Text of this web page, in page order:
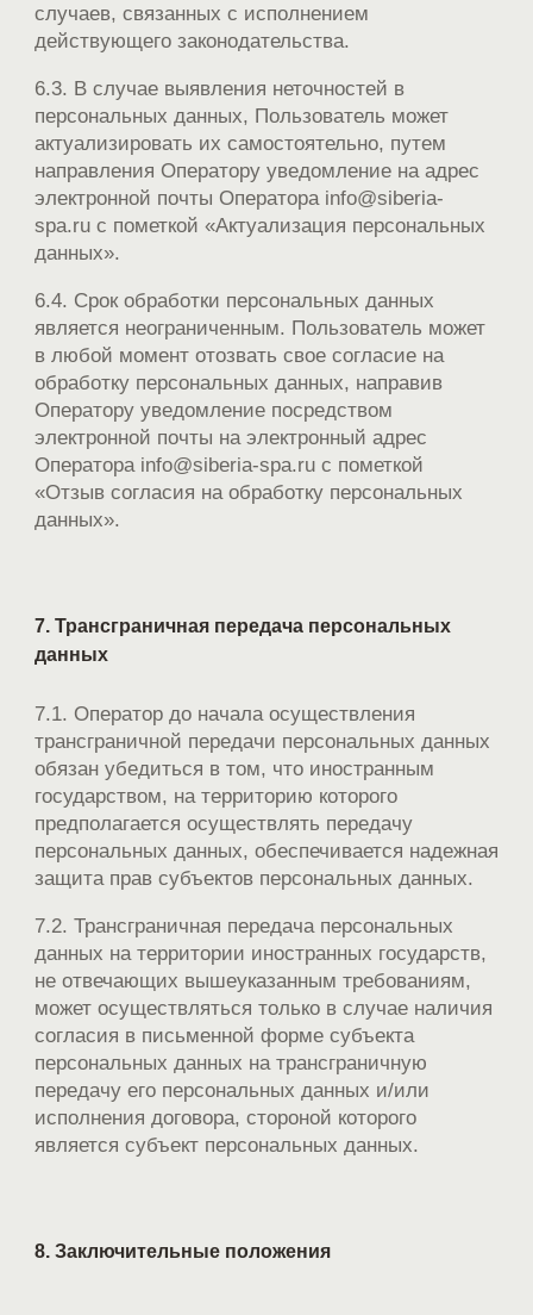
случаев, связанных с исполнением
действующего законодательства.
6.3. В случае выявления неточностей в
персональных данных, Пользователь может
актуализировать их самостоятельно, путем
направления Оператору уведомление на адрес
электронной почты Оператора info@siberia-
spa.ru с пометкой «Актуализация персональных
данных».
6.4. Срок обработки персональных данных
является неограниченным. Пользователь может
в любой момент отозвать свое согласие на
обработку персональных данных, направив
Оператору уведомление посредством
электронной почты на электронный адрес
Оператора info@siberia-spa.ru с пометкой
«Отзыв согласия на обработку персональных
данных».
7. Трансграничная передача персональных
данных
7.1. Оператор до начала осуществления
трансграничной передачи персональных данных
обязан убедиться в том, что иностранным
государством, на территорию которого
предполагается осуществлять передачу
персональных данных, обеспечивается надежная
защита прав субъектов персональных данных.
7.2. Трансграничная передача персональных
данных на территории иностранных государств,
не отвечающих вышеуказанным требованиям,
может осуществляться только в случае наличия
согласия в письменной форме субъекта
персональных данных на трансграничную
передачу его персональных данных и/или
исполнения договора, стороной которого
является субъект персональных данных.
8. Заключительные положения